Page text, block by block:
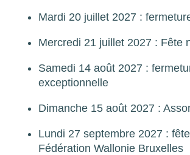
Mardi 20 juillet 2027 :
Mercredi 21 juillet 2027 : Fête
Samedi 14 août 2027 :
exceptionnelle
Dimanche 15 août 2027 :
Lundi 27 septembre 2027 :
Fédération Wallonie Bruxelles